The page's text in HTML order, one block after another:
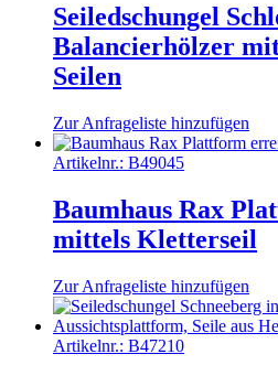
Seiledschungel
Balancierhölzer
Seilen
Zur Anfrageliste hinzufügen
Artikelnr.: B49045
Baumhaus Rax
mittels Kletterseil
Zur Anfrageliste hinzufügen
Artikelnr.: B47210